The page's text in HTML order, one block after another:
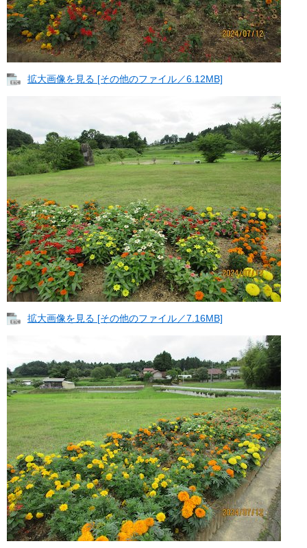
拡大画像を見る [その他のファイル／6.12MB]
拡大画像を見る [その他のファイル／7.16MB]